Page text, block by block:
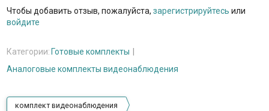
Чтобы добавить отзыв, пожалуйста, зарегистрируйтесь или
войдите
Категории: Готовые комплекты
Аналоговые комплекты видеонаблюдения
комплект видеонаблюдения